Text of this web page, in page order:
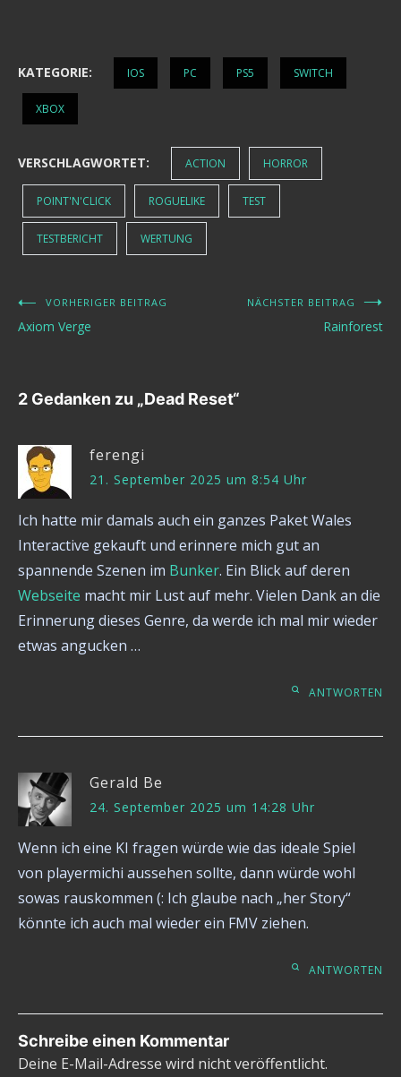
KATEGORIE: IOS PC PS5 SWITCH
XBOX
VERSCHLAGWORTET: ACTION HORROR
POINT'N'CLICK ROGUELIKE TEST
TESTBERICHT WERTUNG
Beitragsnavigation
VORHERIGER BEITRAG
Axiom Verge
NÄCHSTER BEITRAG
Rainforest
2 Gedanken zu „Dead Reset“
ferengi
21. September 2025 um 8:54 Uhr
Ich hatte mir damals auch ein ganzes Paket Wales
Interactive gekauft und erinnere mich gut an
spannende Szenen im Bunker. Ein Blick auf deren
Webseite macht mir Lust auf mehr. Vielen Dank an die
Erinnerung dieses Genre, da werde ich mal mir wieder
etwas angucken …
ANTWORTEN
Gerald Be
24. September 2025 um 14:28 Uhr
Wenn ich eine KI fragen würde wie das ideale Spiel
von playermichi aussehen sollte, dann würde wohl
sowas rauskommen (: Ich glaube nach „her Story“
könnte ich auch mal wieder ein FMV ziehen.
ANTWORTEN
Schreibe einen Kommentar
Deine E-Mail-Adresse wird nicht veröffentlicht.